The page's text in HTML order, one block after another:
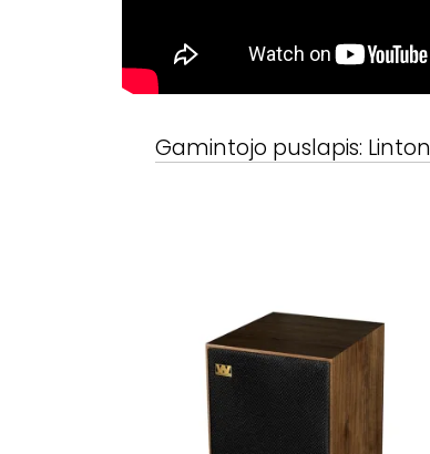
Gamintojo puslapis: Linton